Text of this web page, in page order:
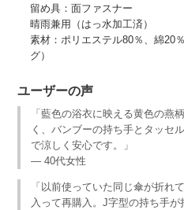
留め具：面ファスナー
晴雨兼用（はっ水加工済）
素材：ポリエステル80％、綿20
グ）
ユーザーの声
「藍色の浴衣に映える黄色の燕
く、バンブーの持ち手とタッセ
で涼しく安心です。」
— 40代女性
「以前使っていた同じ傘が折れ
入って再購入。J字型の持ち手